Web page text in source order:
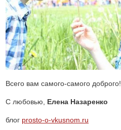
Всего вам самого-самого доброго!
С любовью, Елена Назаренко
блог prosto-o-vkusnom.ru